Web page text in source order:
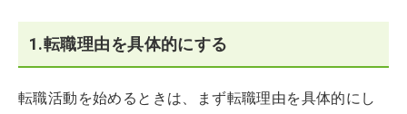
1.転職理由を具体的にする
転職活動を始めるときは、まず転職理由を具体的にし